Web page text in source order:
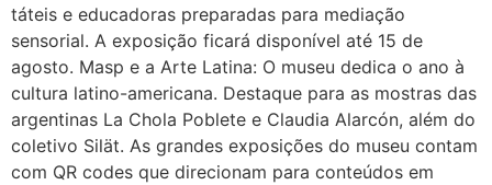
táteis e educadoras preparadas para mediação
sensorial. A exposição ficará disponível até 15 de
agosto. Masp e a Arte Latina: O museu dedica o ano à
cultura latino-americana. Destaque para as mostras das
argentinas La Chola Poblete e Claudia Alarcón, além do
coletivo Silät. As grandes exposições do museu contam
com QR codes que direcionam para conteúdos em